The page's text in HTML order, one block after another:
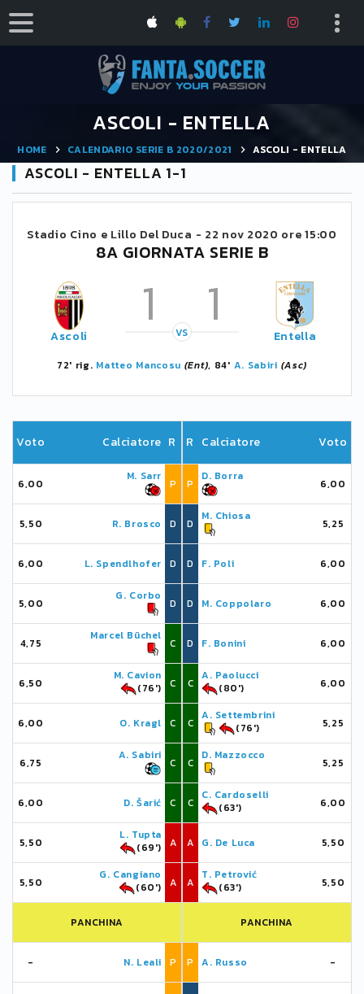
ASCOLI - ENTELLA
HOME CALENDARIO SERIE B 2020/2021 ASCOLI - ENTELLA
ASCOLI - ENTELLA 1-1
Stadio Cino e Lillo Del Duca - 22 nov 2020 ore 15:00
8A GIORNATA SERIE B
Ascoli 1 1
VS Entella
72' rig. Matteo Mancosu (Ent), 84' A. Sabiri (Asc)
Voto Calciatore R
6,00
M. Sarr
P
5,50 R. Brosco D
6,00 L. Spendlhofer D
5,00
G. Corbo
D
4,75
Marcel Büchel
C
6,50
M. Cavion
(76')
C
6,00 O. Kragl C
6,75
A. Sabiri
C
6,00 D. Šarić C
5,50
L. Tupta
(69')
A
5,50
G. Cangiano
(60')
A
PANCHINA
- N. Leali P
R Calciatore Voto
P
D. Borra
6,00
D
M. Chiosa
5,25
D F. Poli 6,00
D M. Coppolaro 6,00
D F. Bonini 6,00
C
A. Paolucci
(80')
6,00
C
A. Settembrini
(76')
5,25
C
D. Mazzocco
5,25
C
C. Cardoselli
(63')
6,00
A G. De Luca 5,50
A
T. Petrović
(63')
5,50
PANCHINA
P A. Russo -